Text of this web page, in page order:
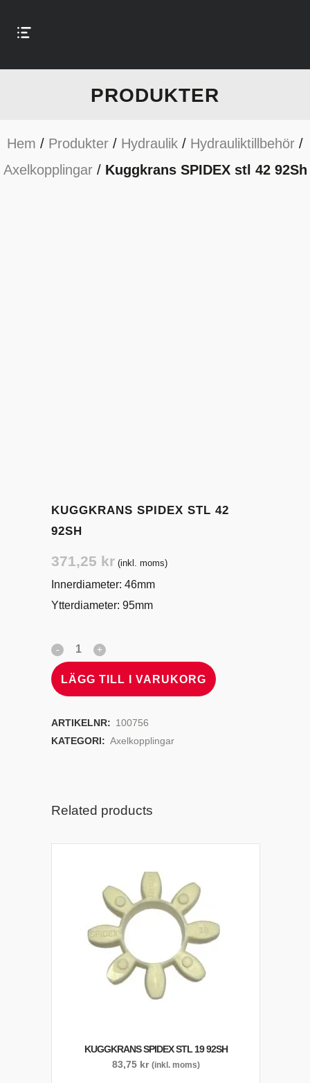
PRODUKTER
Hem / Produkter / Hydraulik / Hydrauliktillbehör /
Axelkopplingar/ Kuggkrans SPIDEX stl 42 92Sh
KUGGKRANS SPIDEX STL 42
92SH
371,25 kr (inkl. moms)
Innerdiameter: 46mm
Ytterdiameter: 95mm
LÄGG TILL I VARUKORG
ARTIKELNR: 100756
KATEGORI: Axelkopplingar
Related products
KUGGKRANS SPIDEX STL 19 92SH
83,75 kr (inkl. moms)